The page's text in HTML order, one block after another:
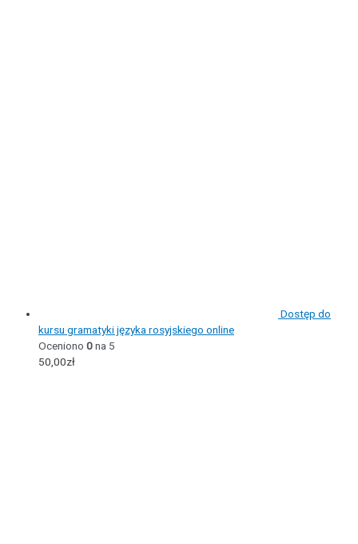
Dostęp do
kursu gramatyki języka rosyjskiego online
Oceniono 0na 5
50,00zł